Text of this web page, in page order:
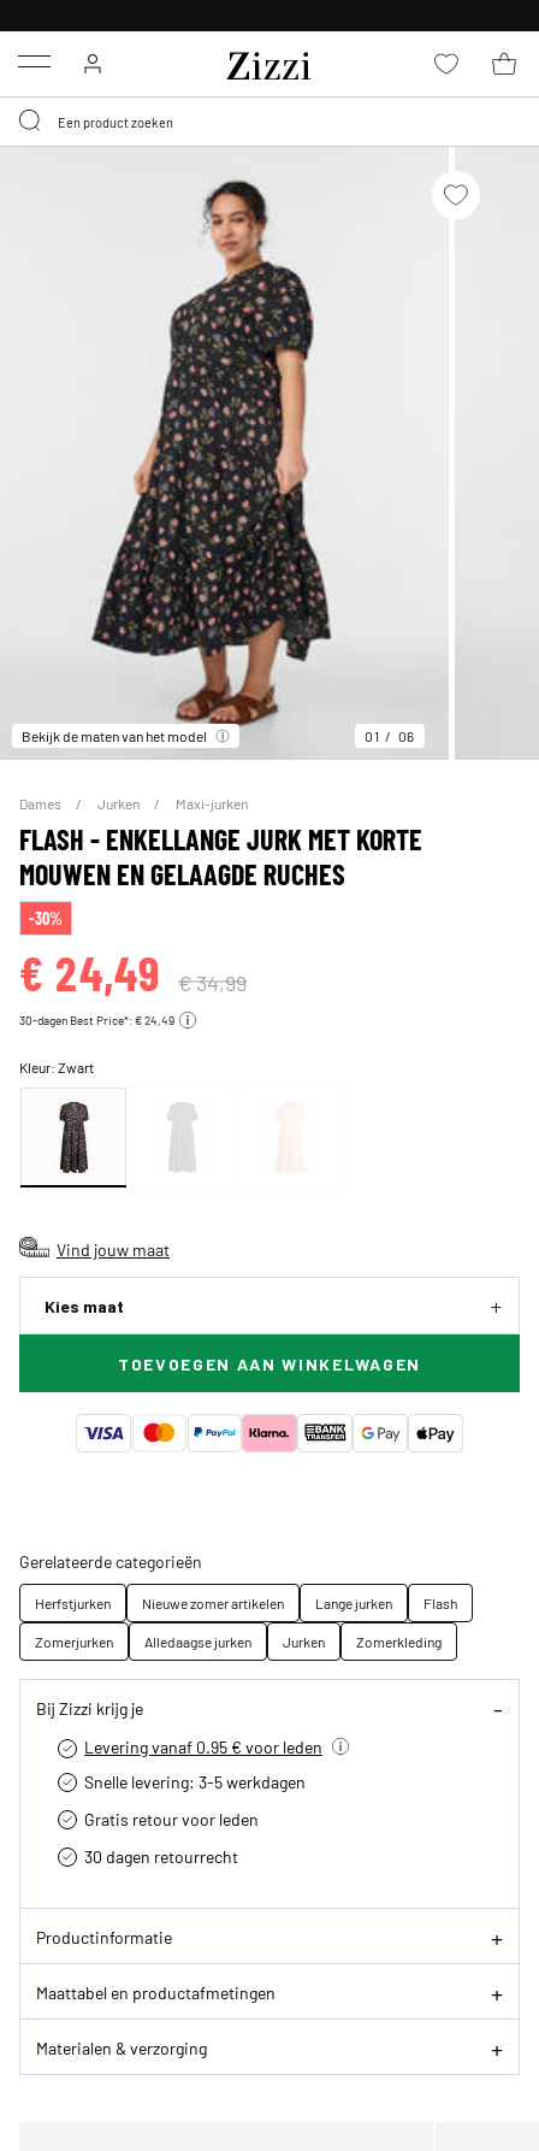
Menu
Bekijk de maten van het model 01 06
Dames Jurken Maxi-jurken
FLASH - ENKELLANGE JURK MET KORTE
MOUWEN EN GELAAGDE RUCHES
-30%
€ 24,49 € 34,99
30-dagen Best Price*: € 24,49
Kleur:Zwart
Vind jouw maat
Kies maat
TOEVOEGEN AAN WINKELWAGEN
Gerelateerde categorieën
Herfstjurken Nieuwe zomer artikelen Lange jurken
Flash
Zomerjurken
Alledaagse jurken Jurken Zomerkleding
Bij Zizzi krijg je
Levering vanaf 0.95 € voor leden
Snelle levering: 3-5 werkdagen
Gratis retour voor leden
30 dagen retourrecht­
Productinformatie
Maattabel en productafmetingen
Materialen & verzorging